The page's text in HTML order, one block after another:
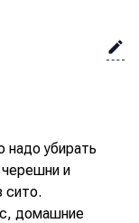
надо убирать
и
сито.
домашние